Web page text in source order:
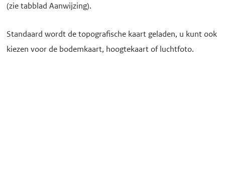
(zie tabblad Aanwijzing).
Standaard wordt de topografische kaart geladen, u kunt ook
kiezen voor de bodemkaart, hoogtekaart of luchtfoto.